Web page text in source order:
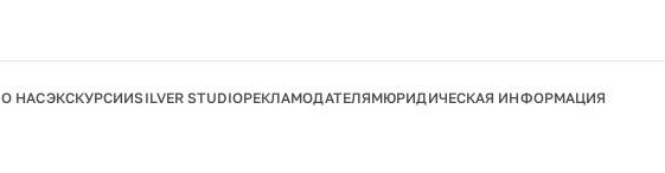
О НАСЭКСКУРСИИSILVER STUDIOРЕКЛАМОДАТЕЛЯМЮРИДИЧЕСКАЯ ИНФОРМАЦИЯ